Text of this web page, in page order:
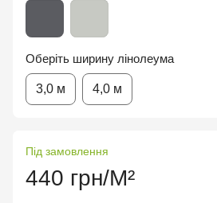
Оберіть ширину лінолеума
3,0 м 4,0 м
Під замовлення
440 грн/М²